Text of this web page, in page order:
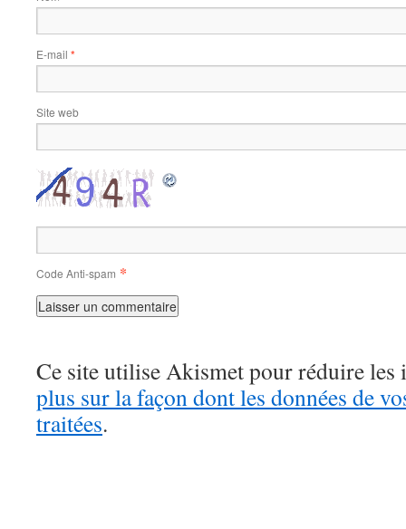
E-mail *
Site web
Code Anti-spam *
Ce site utilise Akismet pour réduire les
plus sur la façon dont les données de
traitées.